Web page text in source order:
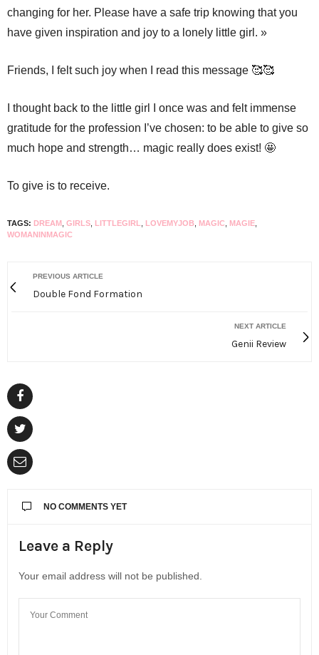
changing for her. Please have a safe trip knowing that you
have given inspiration and joy to a lonely little girl. »
Friends, I felt such joy when I read this message 🥰🥰
I thought back to the little girl I once was and felt immense
gratitude for the profession I’ve chosen: to be able to give so
much hope and strength… magic really does exist! 🤩
To give is to receive.
TAGS: DREAM GIRLS LITTLEGIRL LOVEMYJOB MAGIC MAGIE
WOMANINMAGIC
PREVIOUS ARTICLE
Double Fond Formation
NEXT ARTICLE
Genii Review
NO COMMENTS YET
Leave a Reply
Your email address will not be published.